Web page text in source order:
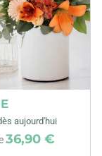
aujourd'hui
36,90 €